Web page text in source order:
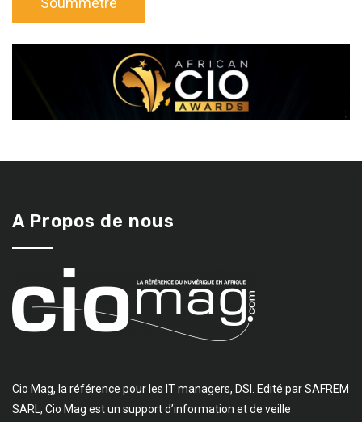
A Propos de nous
Cio Mag, la référence pour les IT managers, DSI. Edité par SAFREM
SARL, Cio Mag est un support d’information et de veille